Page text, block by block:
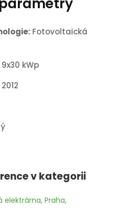
Fotovoltaická
kWp
v kategorii
elektrárna, Praha,